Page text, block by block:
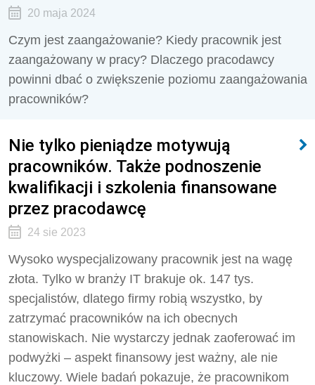
20 maja 2024
Czym jest zaangażowanie? Kiedy pracownik jest
zaangażowany w pracy? Dlaczego pracodawcy
powinni dbać o zwiększenie poziomu zaangażowania
pracowników?
Nie tylko pieniądze motywują
pracowników. Także podnoszenie
kwalifikacji i szkolenia finansowane
przez pracodawcę
24 sie 2023
Wysoko wyspecjalizowany pracownik jest na wagę
złota. Tylko w branży IT brakuje ok. 147 tys.
specjalistów, dlatego firmy robią wszystko, by
zatrzymać pracowników na ich obecnych
stanowiskach. Nie wystarczy jednak zaoferować im
podwyżki – aspekt finansowy jest ważny, ale nie
kluczowy. Wiele badań pokazuje, że pracownikom